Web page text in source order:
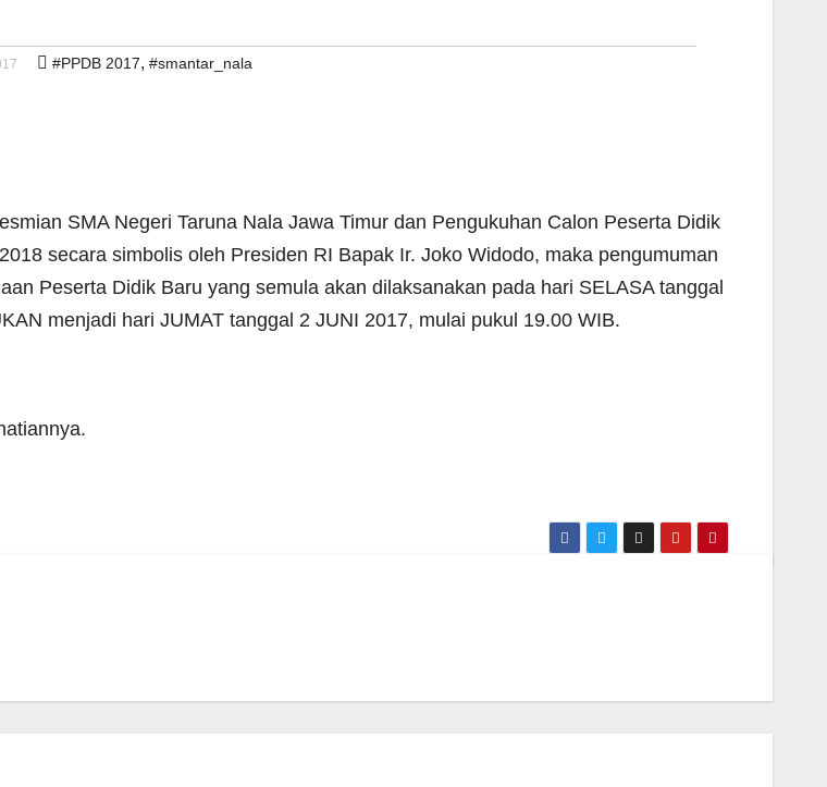
#PPDB 2017, #smantar_nala
SMA Negeri Taruna Nala Jawa Timur dan Pengukuhan Calon Peserta Didik
secara simbolis oleh Presiden RI Bapak Ir. Joko Widodo, maka pengumuman
Peserta Didik Baru yang semula akan dilaksanakan pada hari SELASA tanggal
menjadi hari JUMAT tanggal 2 JUNI 2017, mulai pukul 19.00 WIB.